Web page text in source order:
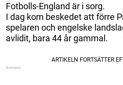
Fotbolls-England är i sorg.
I dag kom beskedet att förre
spelaren och engelske
avlidit, bara 44 år gammal.